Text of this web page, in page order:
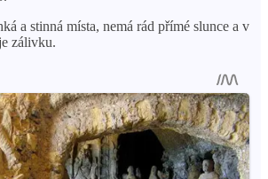
a stinná místa, nemá rád přímé slunce a v
zálivku.